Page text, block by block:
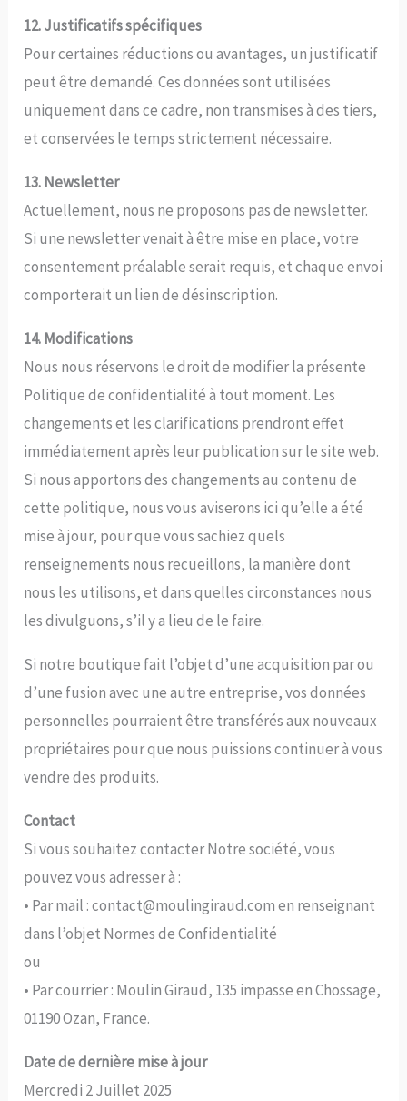
12. Justificatifs spécifiques
Pour certaines réductions ou avantages, un justificatif
peut être demandé. Ces données sont utilisées
uniquement dans ce cadre, non transmises à des tiers,
et conservées le temps strictement nécessaire.
13. Newsletter
Actuellement, nous ne proposons pas de newsletter.
Si une newsletter venait à être mise en place, votre
consentement préalable serait requis, et chaque envoi
comporterait un lien de désinscription.
14. Modifications
Nous nous réservons le droit de modifier la présente
Politique de confidentialité à tout moment. Les
changements et les clarifications prendront effet
immédiatement après leur publication sur le site web.
Si nous apportons des changements au contenu de
cette politique, nous vous aviserons ici qu’elle a été
mise à jour, pour que vous sachiez quels
renseignements nous recueillons, la manière dont
nous les utilisons, et dans quelles circonstances nous
les divulguons, s’il y a lieu de le faire.
Si notre boutique fait l’objet d’une acquisition par ou
d’une fusion avec une autre entreprise, vos données
personnelles pourraient être transférés aux nouveaux
propriétaires pour que nous puissions continuer à vous
vendre des produits.
Contact
Si vous souhaitez contacter Notre société, vous
pouvez vous adresser à :
• Par mail : contact@moulingiraud.com en renseignant
dans l’objet Normes de Confidentialité
ou
• Par courrier : Moulin Giraud, 135 impasse en Chossage,
01190 Ozan, France.
Date de dernière mise à jour
Mercredi 2 Juillet 2025